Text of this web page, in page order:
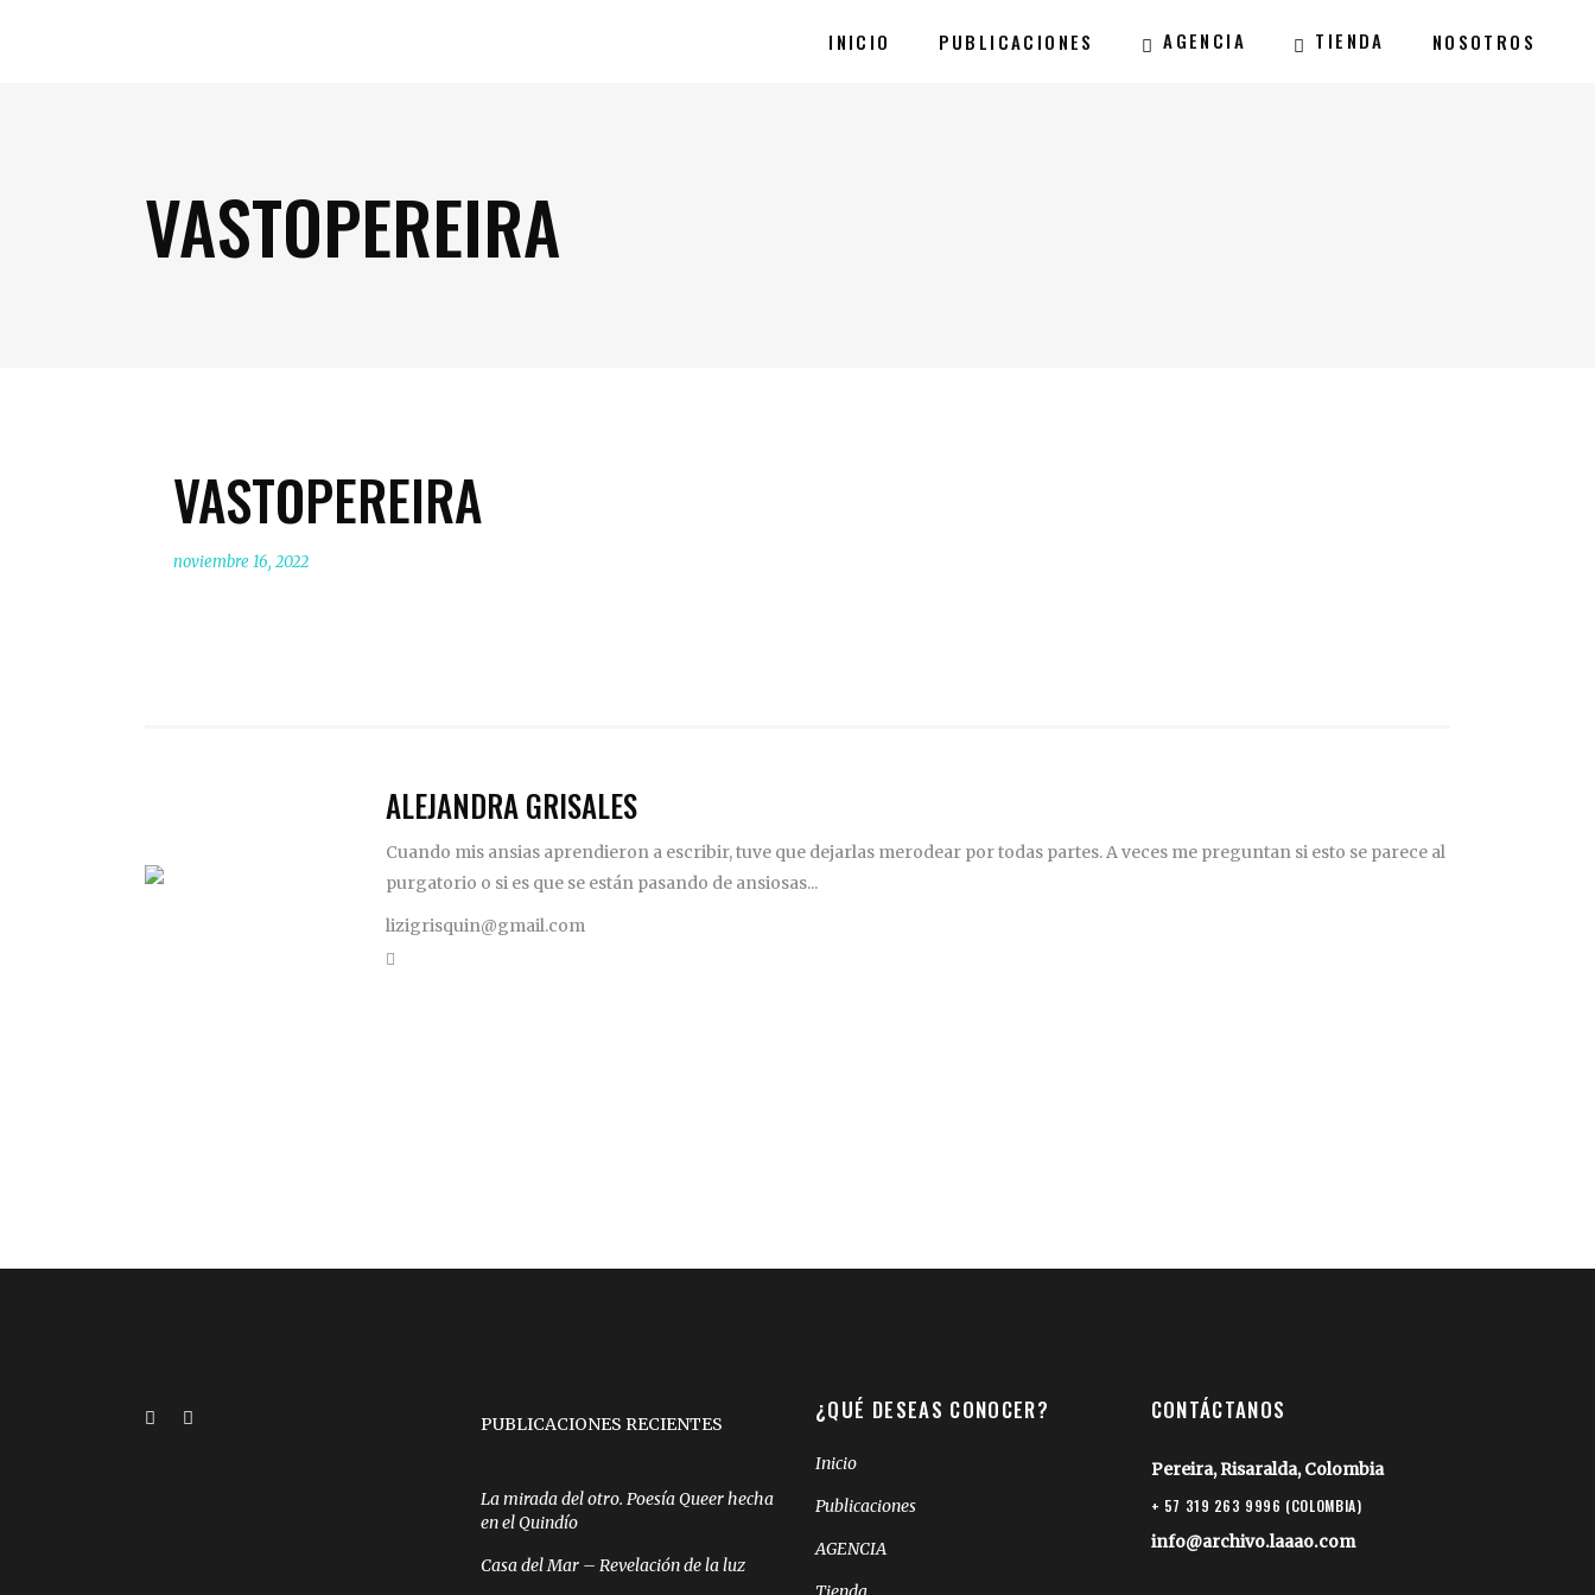
INICIO PUBLICACIONES AGENCIA TIENDA NOSOTROS
VASTOPEREIRA
VASTOPEREIRA
noviembre 16, 2022
ALEJANDRA GRISALES
Cuando mis ansias aprendieron a escribir, tuve que dejarlas merodear por todas partes. A veces me preguntan si esto se parece al
purgatorio o si es que se están pasando de ansiosas...
lizigrisquin@gmail.com
PUBLICACIONES RECIENTES
La mirada del otro. Poesía Queer hecha
en el Quindío
Casa del Mar – Revelación de la luz
¿QUÉ DESEAS CONOCER?
Inicio
Publicaciones
AGENCIA
CONTÁCTANOS
Pereira, Risaralda, Colombia
+ 57 319 263 9996 (COLOMBIA)
info@archivo.laaao.com